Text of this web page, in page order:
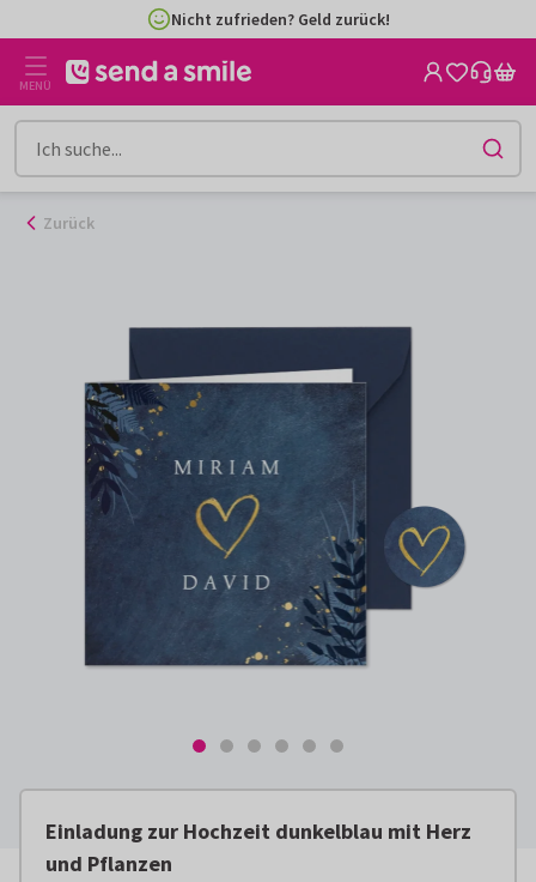
Inhalt
gehen
Nicht zufrieden? Geld zurück!
MENÜ
Zurück
Einladung zur Hochzeit dunkelblau mit Herz
und Pflanzen